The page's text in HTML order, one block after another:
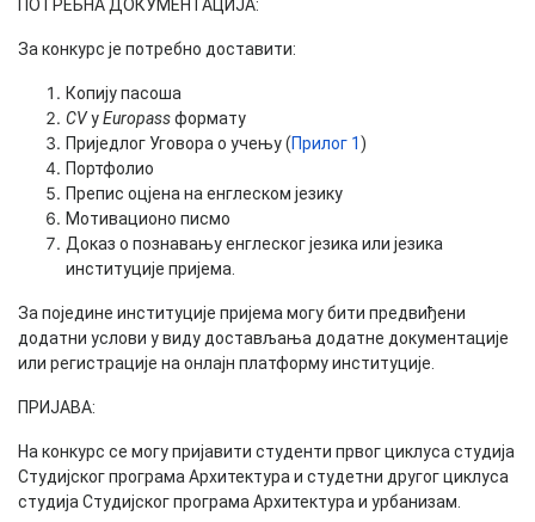
ПОТРЕБНА ДОКУМЕНТАЦИЈА:
За конкурс је потребно доставити:
Копију пасоша
CVуEuropassформату
Приједлог Уговора о учењу (Прилог 1)
Портфолио
Препис оцјена на енглеском језику
Мотивационо писмо
Доказ о познавању енглеског језика или језика
институције пријема.
За поједине институције пријема могу бити предвиђени
додатни услови у виду достављања додатне документације
или регистрације на онлајн платформу институције.
ПРИЈАВА:
На конкурс се могу пријавити студенти првог циклуса студија
Студијског програма Архитектура и студетни другог циклуса
студија Студијског програма Архитектура и урбанизам.